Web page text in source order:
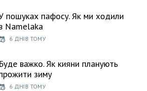
пошуках пафосу. Як ми ходили
Namelaka
6 ДНІВ ТОМУ
Буде важко. Як кияни планують
зиму
6 ДНІВ ТОМУ